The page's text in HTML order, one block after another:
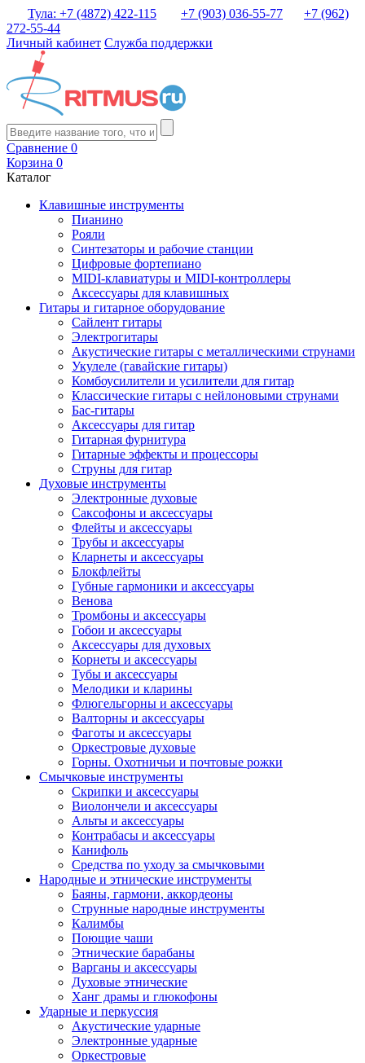
Тула: +7 (4872) 422-115 +7 (903) 036-55-77
+7 (962)
272-55-44
Личный кабинет Служба поддержки
Сравнение 0
Корзина 0
Каталог
Клавишные инструменты
Пианино
Рояли
Синтезаторы и рабочие станции
Цифровые фортепиано
MIDI-клавиатуры и MIDI-контроллеры
Аксессуары для клавишных
Гитары и гитарное оборудование
Сайлент гитары
Электрогитары
Акустические гитары с металлическими струнами
Укулеле (гавайские гитары)
Комбоусилители и усилители для гитар
Классические гитары с нейлоновыми струнами
Бас-гитары
Аксессуары для гитар
Гитарная фурнитура
Гитарные эффекты и процессоры
Струны для гитар
Духовые инструменты
Электронные духовые
Саксофоны и аксессуары
Флейты и аксессуары
Трубы и аксессуары
Кларнеты и аксессуары
Блокфлейты
Губные гармоники и аксессуары
Венова
Тромбоны и аксессуары
Гобои и аксессуары
Аксессуары для духовых
Корнеты и аксессуары
Тубы и аксессуары
Мелодики и кларины
Флюгельгорны и аксессуары
Валторны и аксессуары
Фаготы и аксессуары
Оркестровые духовые
Горны. Охотничьи и почтовые рожки
Смычковые инструменты
Скрипки и аксессуары
Виолончели и аксессуары
Альты и аксессуары
Контрабасы и аксессуары
Канифоль
Средства по уходу за смычковыми
Народные и этнические инструменты
Баяны, гармони, аккордеоны
Струнные народные инструменты
Калимбы
Поющие чаши
Этнические барабаны
Варганы и аксессуары
Духовые этнические
Ханг драмы и глюкофоны
Ударные и перкуссия
Акустические ударные
Электронные ударные
Оркестровые